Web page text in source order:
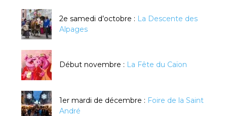
2e samedi d’octobre : La Descente des
Alpages
Début novembre : La Fête du Caïon
1er mardi de décembre : Foire de la Saint
André